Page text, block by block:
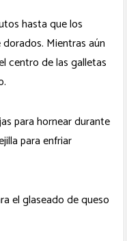
hasta que los
Mientras aún
centro de las galletas
para hornear durante
para enfriar
el glaseado de queso